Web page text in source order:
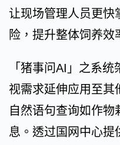
让现场管理人员更快
险，提升整体饲养效
「猪事问AI」之系
视需求延伸应用至其
自然语句查询如作
息。透过国网中心提